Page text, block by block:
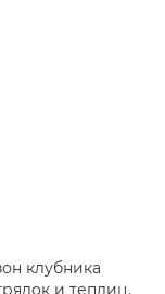
клубника
и теплиц.